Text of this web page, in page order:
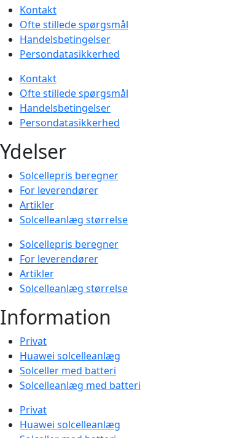
Kontakt
Ofte stillede spørgsmål
Handelsbetingelser
Persondatasikkerhed
Kontakt
Ofte stillede spørgsmål
Handelsbetingelser
Persondatasikkerhed
Ydelser
Solcellepris beregner
For leverendører
Artikler
Solcelleanlæg størrelse
Solcellepris beregner
For leverendører
Artikler
Solcelleanlæg størrelse
Information
Privat
Huawei solcelleanlæg
Solceller med batteri
Solcelleanlæg med batteri
Privat
Huawei solcelleanlæg